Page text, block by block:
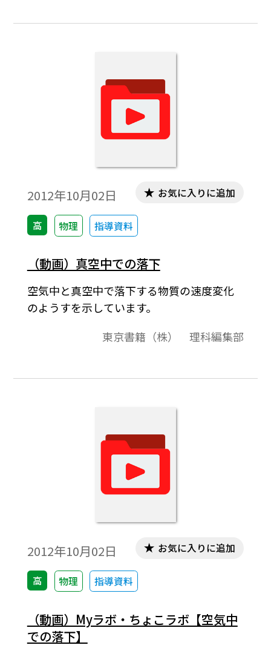
さ，時間と移動距離のグラフから，物体の
測定したデータを扱うことになる。
2012年10月02日
高 物理 指導資料
お気に入りに追加
（動画）真空中での落下
空気中と真空中で落下する物質の速度変化
のようすを示しています。
東京書籍（株） 理科編集部
2012年10月02日
高 物理 指導資料
お気に入りに追加
（動画）Myラボ・ちょこラボ【空気中
での落下】